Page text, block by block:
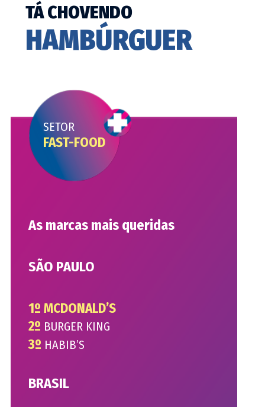
TÁ CHOVENDO
HAMBÚRGUER
SETOR
FAST-FOOD
As marcas mais queridas
SÃO PAULO
1º MCDONALD’S
2º BURGER KING
3º HABIB’S
BRASIL